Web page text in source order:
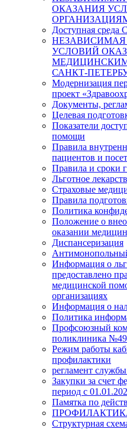
ОКАЗАНИЯ
Доступная
НЕЗАВИСИМАЯ
УСЛОВИЙ
САНКТ-
Модернизация
проект
Документы,
Целевая
Показатели
помощи
Правила
пациентов и
Правила и сроки
Льготное
Страховые
Правила
Политика
Положение о
оказании
Диспансеризация
Информация о
предоставлено
медицинской
организациях
Информация о
Политика
Профсоюзный
поликлиника
Режим работы
профилактики
регламент
Закупки за счет
период с
Памятка по
Структурная